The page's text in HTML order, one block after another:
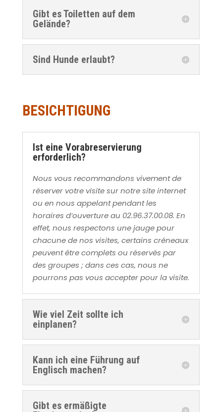
Gibt es Toiletten auf dem
Gelände?
Sind Hunde erlaubt?
BESICHTIGUNG
Ist eine Vorabreservierung
erforderlich?
Nous vous recommandons vivement de
réserver votre visite sur notre site internet
ou en nous appelant pendant les
horaires d’ouverture au 02.96.37.00.08. En
effet, nous respectons une jauge pour
chacune de nos visites, certains créneaux
peuvent être complets ou réservés par
des groupes ; dans ces cas, nous ne
pourrons pas vous accepter pour la visite.
Wie viel Zeit sollte ich
einplanen?
Kann ich eine Führung auf
Englisch machen?
Gibt es ermäßigte